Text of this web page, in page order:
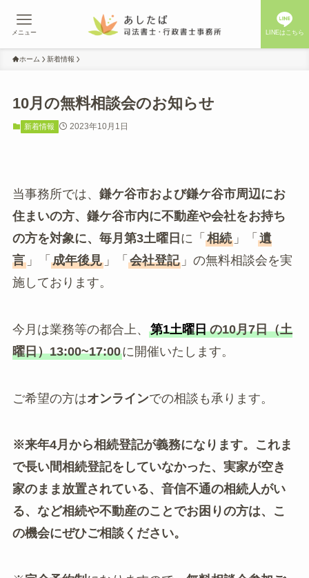
LINEはこちら
メニュー
ホーム 新着情報
10月の無料相談会のお知らせ
新着情報 2023年10月1日
当事務所では、 鎌ケ谷市および鎌ケ谷市周辺にお
住まいの方、鎌ケ谷市内に不動産や会社をお持ち
の方を対象に、毎月第3土曜日 に「 相続」「 遺
言」「 成年後見」「 会社登記」の無料相談会を実
施しております。
今月は業務等の都合上、 第1土曜日 の10月7日（土
曜日）13:00~17:00に開催いたします。
ご希望の方はオンラインでの相談も承ります。
※来年4月から相続登記が義務になります。これま
で長い間相続登記をしていなかった、実家が空き
家のまま放置されている、音信不通の相続人がい
る、など相続や不動産のことでお困りの方は、こ
の機会にぜひご相談ください。